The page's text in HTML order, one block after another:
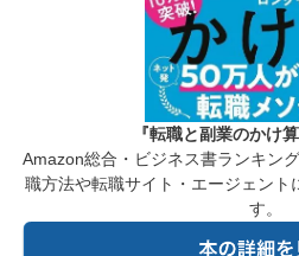
『転職と副業のかけ算
Amazon総合・ビジネス書ランキン
職方法や転職サイト・エージェント
す。